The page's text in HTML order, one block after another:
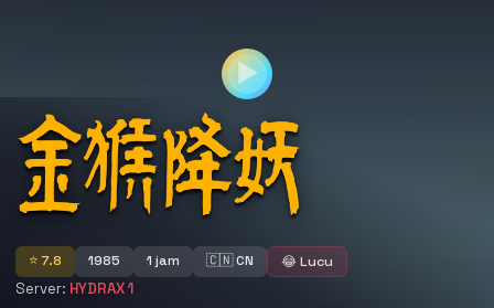
Monkey King Conquers Demon
⭐ 7.8 1985 1 jam 🇨🇳 CN 😂 Lucu
Server: HYDRAX 1
▶